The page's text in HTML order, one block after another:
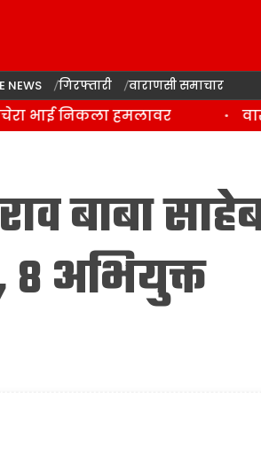
NEWS गिरफ्तारी वाराणसी समाचार
भाई निकला हमलावर
बाबा
8 अभियुक्त